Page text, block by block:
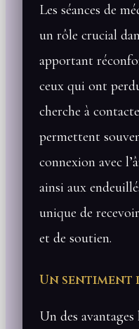
Les séances de
un rôle crucial
apportant
ceux qui ont
cherche à
permettent
connexion avec
ainsi aux
unique de
et de soutien.
Un sentiment
Un des